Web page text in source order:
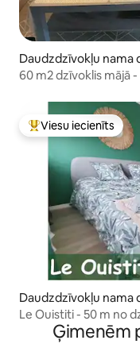
Daudzdzīvokļu nama
60 m2 dzīvoklis mājā
Populārs viesu
Viesu iecienīts
Daudzdzīvokļu nama
Le Ouistiti - 50 m no
autostāvvieta
Ģimenēm